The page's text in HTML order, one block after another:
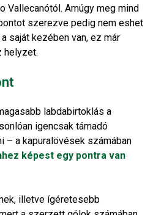
Vallecanótól. Amúgy meg mind
szerezve pedig nem eshet
saját kezében van, ez már
helyzet.
labdabirtoklás a
igencsak támadó
a kapuralövések számában
képest egy pontra van
illetve ígéretesebb